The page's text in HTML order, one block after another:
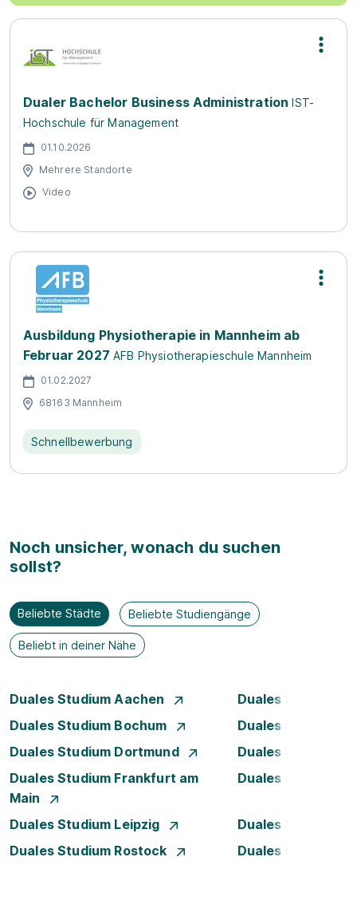
Dualer Bachelor Business Administration IST-
Hochschule für Management
01.10.2026
Mehrere Standorte
Video
Ausbildung Physiotherapie in Mannheim ab
Februar 2027 AFB Physiotherapieschule Mannheim
01.02.2027
68163 Mannheim
Schnellbewerbung
Noch unsicher, wonach du suchen
sollst?
Beliebte Städte Beliebte Studiengänge
Beliebt in deiner Nähe
Duales Studium Aachen
Duales Studium
Duales Studium Bochum
Duales Studium
Duales Studium Dortmund
Duales Studium
Duales Studium Frankfurt am
Main
Duales Studium
Duales Studium Leipzig
Duales Studium
Duales Studium Rostock
Duales Studium